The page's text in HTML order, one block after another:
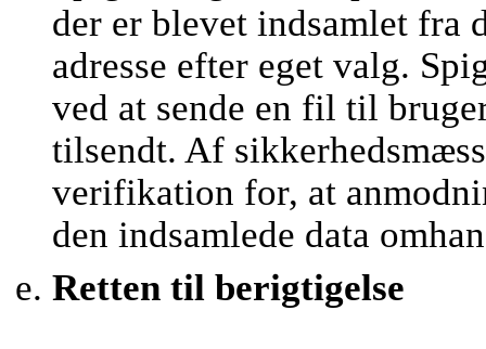
der er blevet indsamlet fra
adresse efter eget valg.
ved at sende en fil til
tilsendt. Af
verifikation for, at
den indsamlede data
Retten til berigtigelse